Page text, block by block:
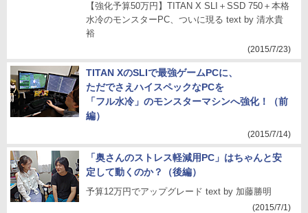
【強化予算50万円】TITAN X SLI＋SSD 750＋本格
水冷のモンスターPC、ついに現る text by 清水貴
裕
(2015/7/23)
TITAN XのSLIで最強ゲームPCに、
ただでさえハイスペックなPCを
「フル水冷」のモンスターマシンへ強化！（前
編）
(2015/7/14)
「奥さんのストレス軽減用PC」はちゃんと安
定して動くのか？（後編）
予算12万円でアップグレード text by 加藤勝明
(2015/7/1)